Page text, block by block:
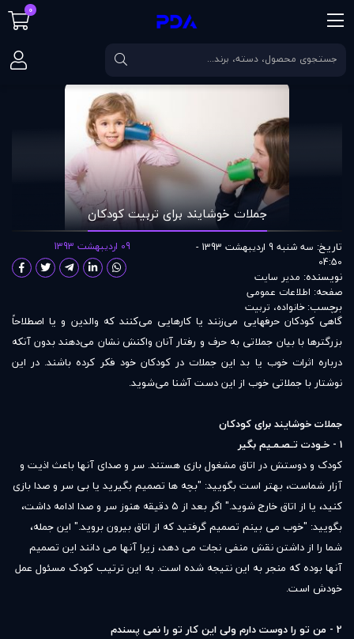
صفحه اصلی مقالات جملات خوشايند برای تربيت کودکان
جملات خوشايند برای تربيت کودکان
تاریخ:
سه شنبه 9 اردیبهشت 1393 -
04:50
نویسنده: مدير سايت
صفحه: اطلاعات عمومی
برچسب:خانواده، تربیت
09 اردیبهشت 1393
گاهی کودکان حرفهایی می‌زنند یا کارهایی می‌کنند که والدین و یا اصطلاحاً
بزرگتر‌ها با بیان جملاتی به حرف و رفتار آنان واکنش نشان می‌دهند بدون آنکه
درباره اثرات خوب یا بد این جملات در کودکان خود فکر کرده باشند. در این
نوشتار با جملاتی خوب از این دست آشنا می‌شوید.
جملات خوشایند برای کودکان
1 - خـودت تـصـمـیم بگیر
کودک و دوستش در اتاق مشغول بازی هستند. سر و صدای آنها باعث اذیت و
آزار شماست، بهتر است بگویید: "بچه ها تصمیم بگیرید یا بی سر و صدا بازی
کنید، یا از اتاق خارج شوید." اگر بعد از ۵ دقیقه هنوز سر و صدا ادامه داشت،
بگویید: "خوب می بینم تصمیم گرفتید که از اتاق بیرون بروید." این جمله،
شما را از داشتن نقش منفی نجات می دهد، زیرا آنها می دانند این تصمیم
آنها بوده که منجر به این نتیجه شده است. به این ترتیب کودک مسئول عمل
خودش است.
2 - من تو را دوست دارم ولی این کار تو را نمی پسندم
0